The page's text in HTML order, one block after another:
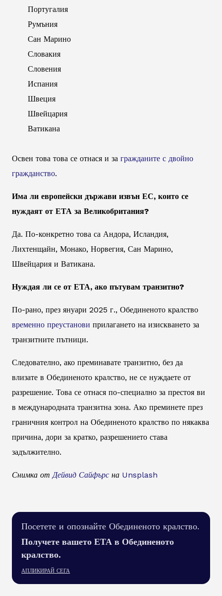
Португалия
Румъния
Сан Марино
Словакия
Словения
Испания
Швеция
Швейцария
Ватикана
Освен това това се отнася и за гражданите с двойно
гражданство.
Има ли европейски държави извън ЕС, които се
нуждаят от ЕТА за Великобритания?
Да. По-конкретно това са Андора, Исландия,
Лихтенщайн, Монако, Норвегия, Сан Марино,
Швейцария и Ватикана.
Нуждая ли се от ЕТА, ако пътувам транзитно?
По-рано, през януари 2025 г., Обединеното кралство
временно преустанови прилагането на изискването за
транзитните пътници.
Следователно, ако преминавате транзитно, без да
влизате в Обединеното кралство, не се нуждаете от
разрешение. Това се отнася по-специално за престоя ви
в международната транзитна зона. Ако преминете през
граничния контрол на Обединеното кралство по някаква
причина, дори за кратко, разрешението става
задължително.
Снимка отДейвид Сайфърс на Unsplash
Посетете и опознайте Обединеното кралство.
Получете вашето ЕТА в Обединеното
кралство.
АПЛИКИРАЙ СЕГА